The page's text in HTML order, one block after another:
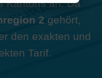
Kantons an. Da
2 gehört,
den exakten und
Tarif.